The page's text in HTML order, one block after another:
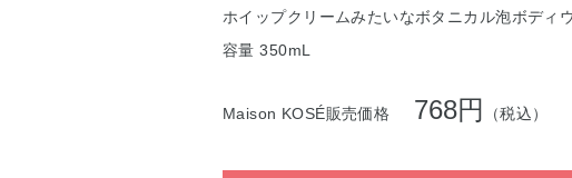
ホイップクリームみたいなボタニカル泡ボディ
容量 350mL
Maison KOSÉ販売価格 768円 （税込）